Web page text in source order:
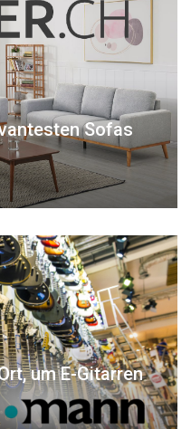
Sofas
um E-Gitarren